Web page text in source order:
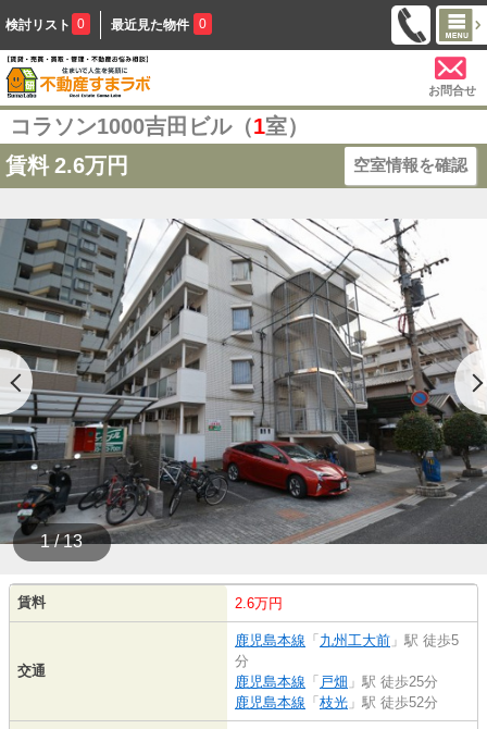
検討リスト 0 最近見た物件 0
お問合せ
コラソン1000吉田ビル（1室）
賃料 2.6万円 空室情報を確認
1 / 13
賃料 2.6万円
交通
鹿児島本線 「 九州工大前 」駅 徒歩5
分
鹿児島本線 「 戸畑 」駅 徒歩25分
鹿児島本線 「 枝光 」駅 徒歩52分